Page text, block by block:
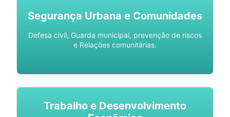
Segurança Urbana e Comunidades
Defesa civil, Guarda municipal, prevenção de riscos
e Relações comunitárias.
Trabalho e Desenvolvimento